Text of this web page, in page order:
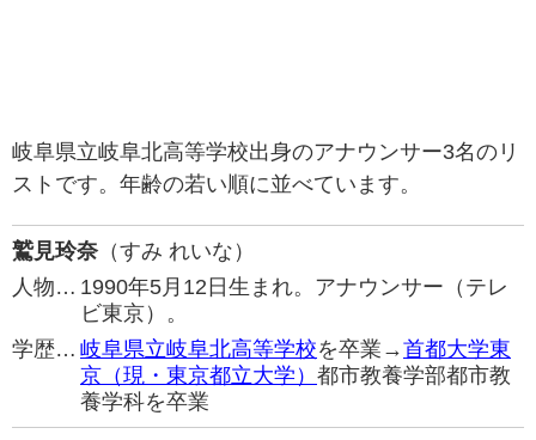
岐阜県立岐阜北高等学校出身のアナウンサー3名のリ
ストです。年齢の若い順に並べています。
鷲見玲奈 （すみ れいな）
人物… 1990年5月12日生まれ。アナウンサー（テレ
ビ東京）。
学歴… 岐阜県立岐阜北高等学校を卒業→首都大学東
京（現・東京都立大学） 都市教養学部都市教
養学科を卒業